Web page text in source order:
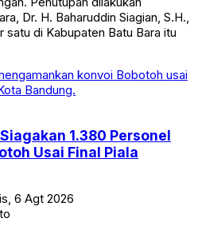
Dr. H. Baharuddin Siagian, S.H.,
satu di Kabupaten Batu Bara itu
1.380 Personel
Usai Final Piala
6 Agt 2026